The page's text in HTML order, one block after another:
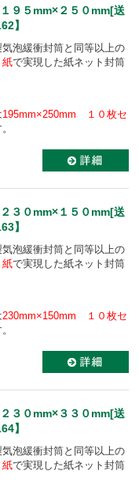
９５mm×２５０mm[送
】
泡緩衝封筒と同等以上の
紙で実現した紙ネット封筒
195mm×250mm １０枚セ
３０mm×１５０mm[送
】
泡緩衝封筒と同等以上の
紙で実現した紙ネット封筒
230mm×150mm １０枚セ
３０mm×３３０mm[送
】
泡緩衝封筒と同等以上の
紙で実現した紙ネット封筒